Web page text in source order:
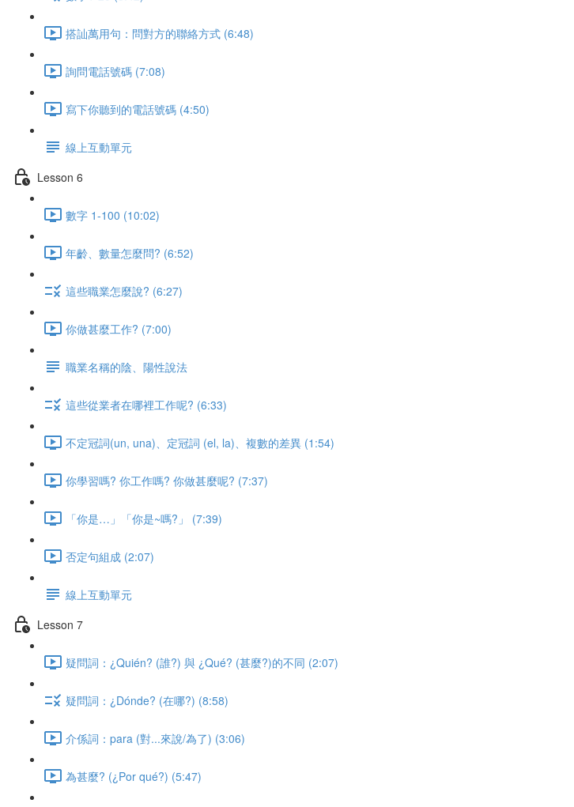
搭訕萬用句：問對方的聯絡方式 (6:48)
詢問電話號碼 (7:08)
寫下你聽到的電話號碼 (4:50)
線上互動單元
Lesson 6
數字 1-100 (10:02)
年齡、數量怎麼問? (6:52)
這些職業怎麼說? (6:27)
你做甚麼工作? (7:00)
職業名稱的陰、陽性說法
這些從業者在哪裡工作呢? (6:33)
不定冠詞(un, una)、定冠詞 (el, la)、複數的差異 (1:54)
你學習嗎? 你工作嗎? 你做甚麼呢? (7:37)
「你是…」「你是~嗎?」 (7:39)
否定句組成 (2:07)
線上互動單元
Lesson 7
疑問詞：¿Quién? (誰?) 與 ¿Qué? (甚麼?)的不同 (2:07)
疑問詞：¿Dónde? (在哪?) (8:58)
介係詞：para (對...來說/為了) (3:06)
為甚麼? (¿Por qué?) (5:47)